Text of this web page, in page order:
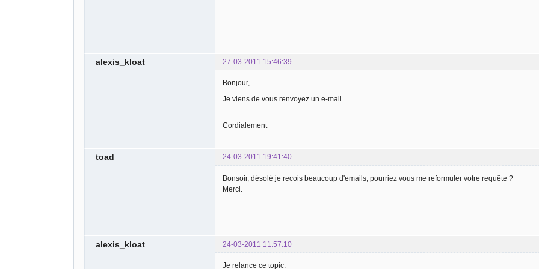
alexis_kloat 27-03-2011 15:46:39
Bonjour,
Je viens de vous renvoyez un e-mail
Cordialement
toad 24-03-2011 19:41:40
Bonsoir, désolé je recois beaucoup d'emails, pourriez vous me reformuler votre requête ?
Merci.
alexis_kloat 24-03-2011 11:57:10
Je relance ce topic.